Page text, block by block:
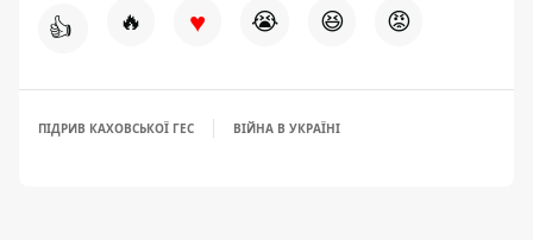
👍 🔥 ♥ 😭 😆 😡
ПІДРИВ КАХОВСЬКОЇ ГЕС ВІЙНА В УКРАЇНІ